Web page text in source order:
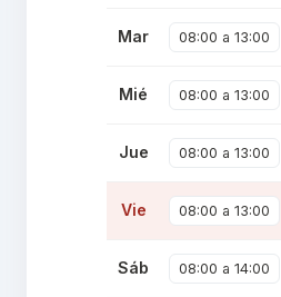
Mar 08:00 a 13:00
Mié 08:00 a 13:00
Jue 08:00 a 13:00
Vie 08:00 a 13:00
Sáb 08:00 a 14:00